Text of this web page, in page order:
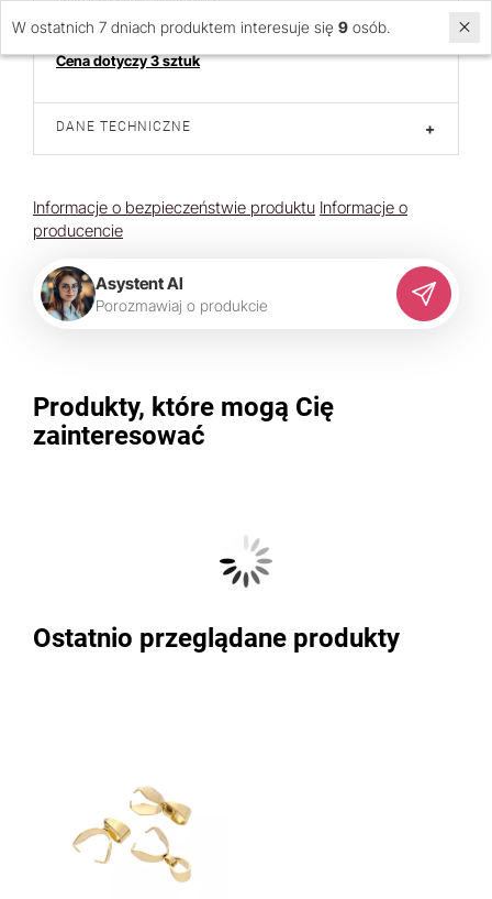
Możliwa nieznaczna różnica koloru
Cena dotyczy 3 sztuk
DANE TECHNICZNE +
Informacje o bezpieczeństwie produktu Informacje o
producencie
Asystent AI
Porozmawiaj o produkcie
Produkty, które mogą Cię
zainteresować
Ostatnio przeglądane produkty
W ostatnich 7 dniach produktem interesuje się 9 osób.